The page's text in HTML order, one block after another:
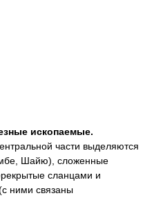
ископаемые.
части выделяются
Шайю), сложенные
сланцами и
ними связаны